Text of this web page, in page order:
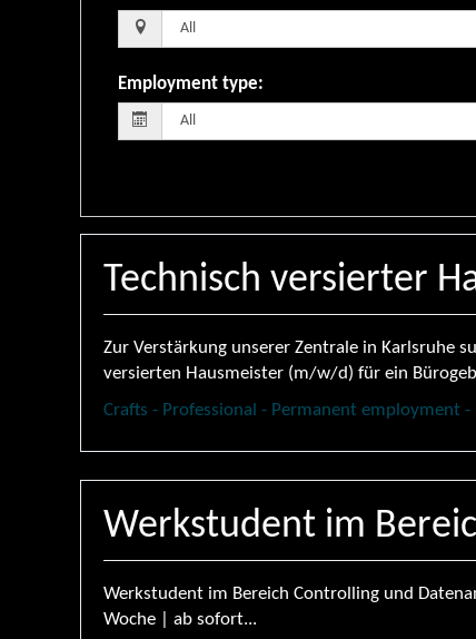
Employment type:
Technisch versierter
Zur Verstärkung unserer Zentrale in Karlsruhe
versierten Hausmeister (m/w/d) für ein
Crafts - Professional - Permanent employment -
Werkstudent im
Werkstudent im Bereich Controlling und
Woche | ab sofort...